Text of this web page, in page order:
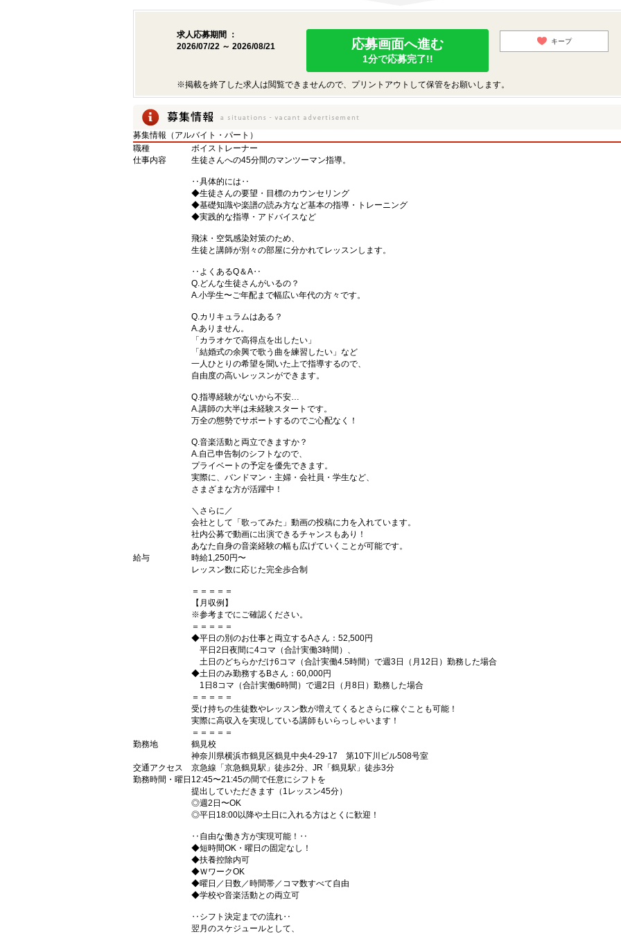
求人応募期間 ：
2026/07/22 ～ 2026/08/21
応募画面へ進む
1分で応募完了!!
キープ
※掲載を終了した求人は閲覧できませんので、プリントアウトして保管をお願いします。
募集情報（アルバイト・パート）
職種
ボイストレーナー
仕事内容
生徒さんへの45分間のマンツーマン指導。
‥具体的には‥
◆生徒さんの要望・目標のカウンセリング
◆基礎知識や楽譜の読み方など基本の指導・トレーニング
◆実践的な指導・アドバイスなど
飛沫・空気感染対策のため、
生徒と講師が別々の部屋に分かれてレッスンします。
‥よくあるQ＆A‥
Q.どんな生徒さんがいるの？
A.小学生〜ご年配まで幅広い年代の方々です。
Q.カリキュラムはある？
A.ありません。
「カラオケで高得点を出したい」
「結婚式の余興で歌う曲を練習したい」など
一人ひとりの希望を聞いた上で指導するので、
自由度の高いレッスンができます。
Q.指導経験がないから不安…
A.講師の大半は未経験スタートです。
万全の態勢でサポートするのでご心配なく！
Q.音楽活動と両立できますか？
A.自己申告制のシフトなので、
プライベートの予定を優先できます。
実際に、バンドマン・主婦・会社員・学生など、
さまざまな方が活躍中！
＼さらに／
会社として「歌ってみた」動画の投稿に力を入れています。
社内公募で動画に出演できるチャンスもあり！
あなた自身の音楽経験の幅も広げていくことが可能です。
給与
時給1,250円〜
レッスン数に応じた完全歩合制
＝＝＝＝＝
【月収例】
※参考までにご確認ください。
＝＝＝＝＝
◆平日の別のお仕事と両立するAさん：52,500円
平日2日夜間に4コマ（合計実働3時間）、
土日のどちらかだけ6コマ（合計実働4.5時間）で週3日（月12日）勤務した場合
◆土日のみ勤務するBさん：60,000円
1日8コマ（合計実働6時間）で週2日（月8日）勤務した場合
＝＝＝＝＝
受け持ちの生徒数やレッスン数が増えてくるとさらに稼ぐことも可能！
実際に高収入を実現している講師もいらっしゃいます！
＝＝＝＝＝
勤務地
鶴見校
神奈川県横浜市鶴見区鶴見中央4-29-17 第10下川ビル508号室
交通アクセス
京急線「京急鶴見駅」徒歩2分、JR「鶴見駅」徒歩3分
勤務時間・曜日 12:45〜21:45の間で任意にシフトを
提出していただきます（1レッスン45分）
◎週2日〜OK
◎平日18:00以降や土日に入れる方はとくに歓迎！
‥自由な働き方が実現可能！‥
◆短時間OK・曜日の固定なし！
◆扶養控除内可
◆ＷワークOK
◆曜日／日数／時間帯／コマ数すべて自由
◆学校や音楽活動との両立可
‥シフト決定までの流れ‥
翌月のスケジュールとして、